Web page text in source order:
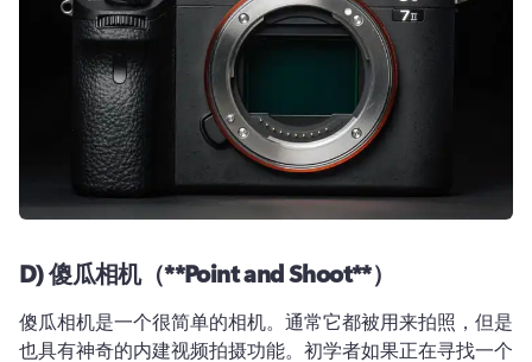
D)傻瓜相机（**Point and Shoot**）
傻瓜相机是一个很简单的相机。通常它都被用来拍照，但是
也具有神奇的内建视频拍摄功能。初学者如果正在寻找一个